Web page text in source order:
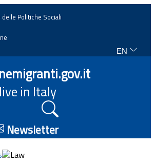
Politiche Sociali
EN
in Italy
Newsletter
Law